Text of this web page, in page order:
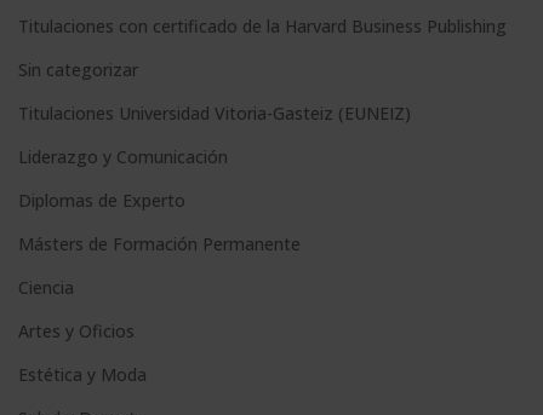
e
Titulaciones con certificado de la Harvard Business Publishing
Sin categorizar
Titulaciones Universidad Vitoria-Gasteiz (EUNEIZ)
Liderazgo y Comunicación
Diplomas de Experto
Másters de Formación Permanente
Ciencia
Artes y Oficios
Estética y Moda